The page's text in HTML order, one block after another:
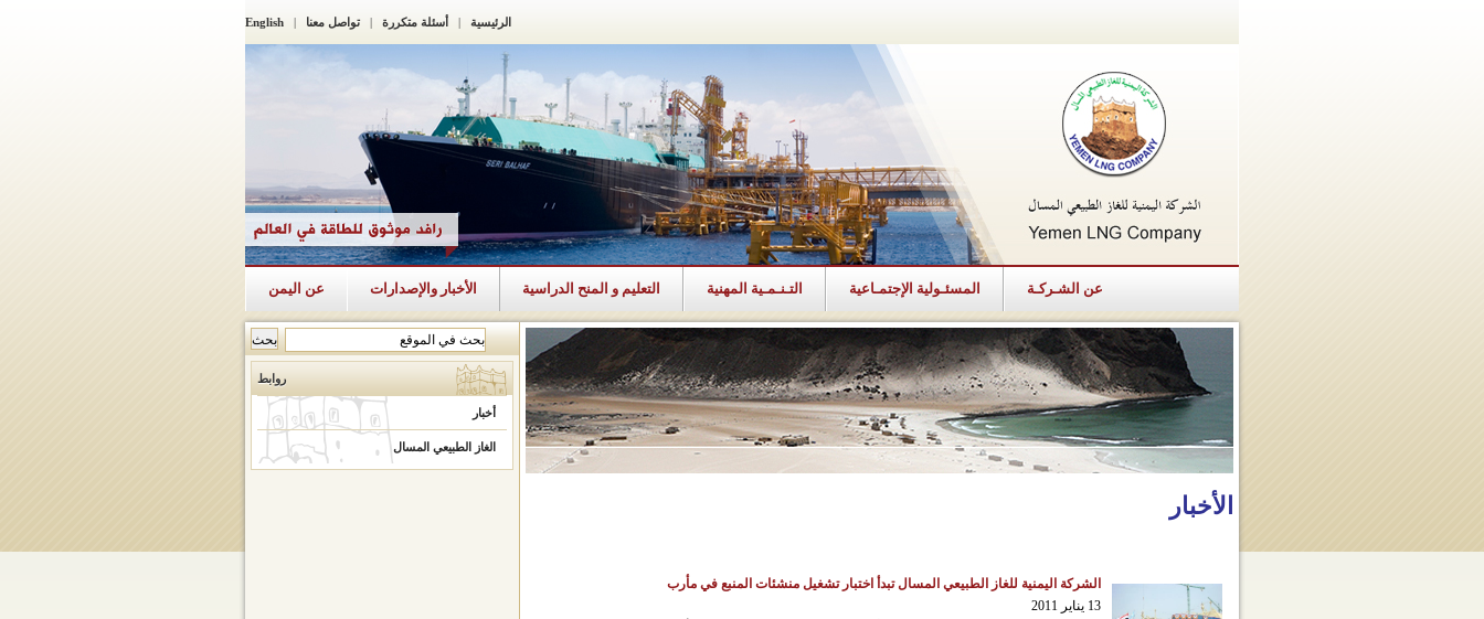
الرئيسية | أسئلة متكررة |تواصل معنا |
English
عن الشـركـة المسئـولية الإجتمـاعية التـنـمـية المهنية التعليم و المنح الدراسية الأخبار والإصدارات عن اليمن
الأخبار
الشركة اليمنية للغاز الطبيعي المسال تبدأ اختبار تشغيل منشئات المنبع في مأرب
13 يناير 2011
روابط
أخبار
الغاز الطبيعي المسال